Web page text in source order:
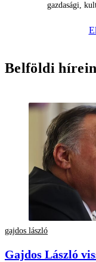
gazdasági,
Belföldi
gajdos lászló
Gajdos László